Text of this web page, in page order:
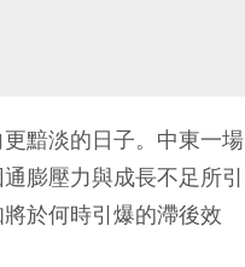
黯淡的日子。中東一場
膨壓力與成長不足所引
於何時引爆的滯後效